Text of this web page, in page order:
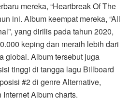
mereka, “Heartbreak Of The
ini. Album keempat mereka, “All
yang dirilis pada tahun 2020,
keping dan meraih lebih dari
global. Album tersebut juga
tinggi di tangga lagu Billboard
#2 di genre Alternative,
Album charts.